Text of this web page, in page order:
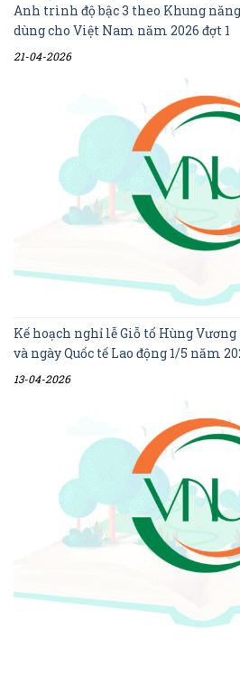
Anh trình độ bậc 3 theo Khung
dùng cho Việt Nam năm 2026 đợt 1
21-04-2026
Kế hoạch nghỉ lễ Giỗ tổ Hùng
và ngày Quốc tế Lao động 1/5 năm
13-04-2026